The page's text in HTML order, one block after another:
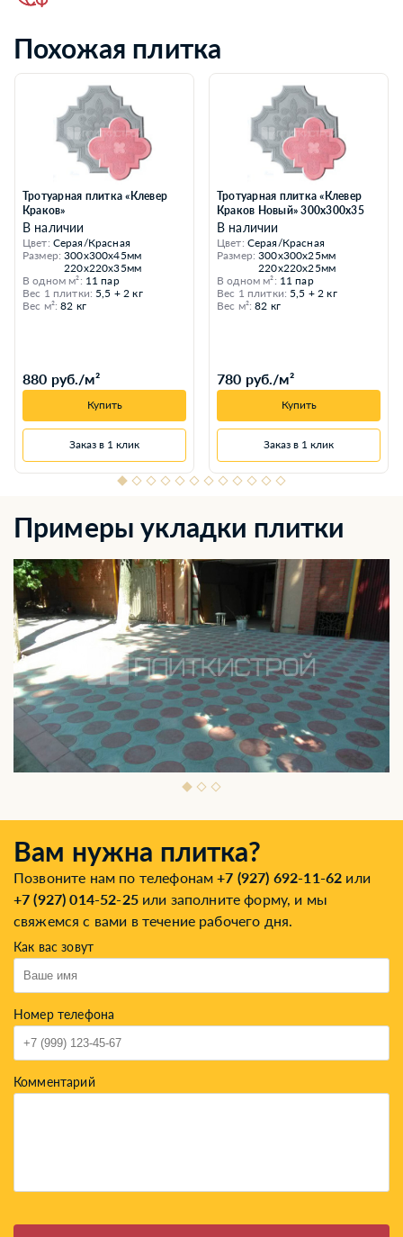
Похожая плитка
Тротуарная плитка «Клевер
Краков»
В наличии
Цвет: Серая/Красная
Размер: 300x300x45мм
220х220х35мм
В одном м²: 11 пар
Вес 1 плитки: 5,5 + 2 кг
Вес м²: 82 кг
880 руб./м²
Купить
Заказ в 1 клик
Тротуарная плитка «Клевер
Краков Новый» 300х300х35
В наличии
Цвет: Серая/Красная
Размер: 300х300х25мм
220х220х25мм
В одном м²: 11 пар
Вес 1 плитки: 5,5 + 2 кг
Вес м²: 82 кг
780 руб./м²
Купить
Заказ в 1 клик
Примеры укладки плитки
Вам нужна плитка?
Позвоните нам по телефонам+7 (927) 692-11-62 или
+7 (927) 014-52-25или заполните форму, и мы
свяжемся с вами в течение рабочего дня.
Как вас зовут
Номер телефона
Комментарий